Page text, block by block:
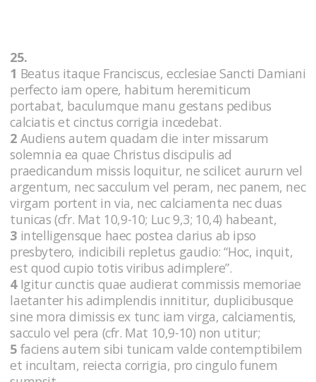
25.
1 Beatus itaque Franciscus, ecclesiae Sancti Damiani
perfecto iam opere, habitum heremiticum
portabat, baculumque manu gestans pedibus
calciatis et cinctus corrigia incedebat.
2 Audiens autem quadam die inter missarum
solemnia ea quae Christus discipulis ad
praedicandum missis loquitur, ne scilicet aururn vel
argentum, nec sacculum vel peram, nec panem, nec
virgam portent in via, nec calciamenta nec duas
tunicas (cfr. Mat 10,9-10; Luc 9,3; 10,4) habeant,
3 intelligensque haec postea clarius ab ipso
presbytero, indicibili repletus gaudio: “Hoc, inquit,
est quod cupio totis viribus adimplere”.
4Igitur cunctis quae audierat commissis memoriae
laetanter his adimplendis innititur, duplicibusque
sine mora dimissis ex tunc iam virga, calciamentis,
sacculo vel pera (cfr. Mat 10,9-10) non utitur;
5 faciens autem sibi tunicam valde contemptibilem
et incultam, reiecta corrigia, pro cingulo funem